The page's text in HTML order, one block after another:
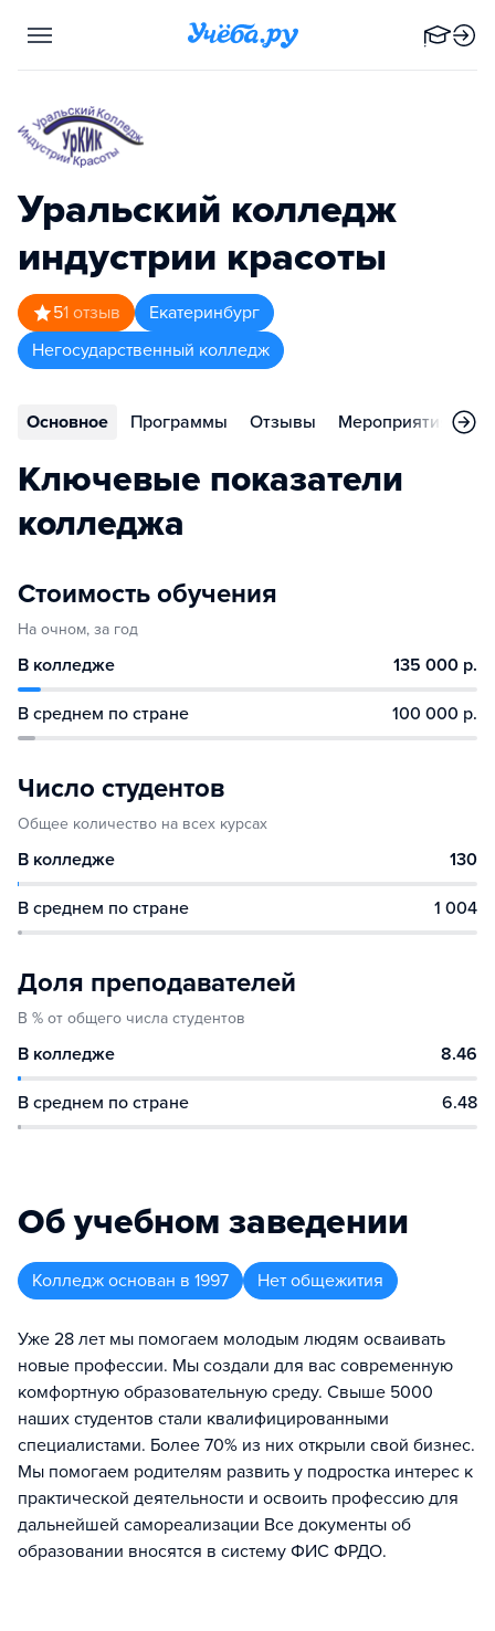
Уральский колледж
индустрии красоты
51 отзыв
Екатеринбург
Негосударственный колледж
Основное Программы Отзывы Мероприятия
Ключевые показатели
колледжа
Стоимость обучения
На очном, за год
В колледже 135 000 р.
В среднем по стране 100 000 р.
Число студентов
Общее количество на всех курсах
В колледже 130
В среднем по стране 1 004
Доля преподавателей
В % от общего числа студентов
В колледже 8.46
В среднем по стране 6.48
Об учебном заведении
Колледж основан в 1997 Нет общежития
Уже 28 лет мы помогаем молодым людям осваивать
новые профессии. Мы создали для вас современную
комфортную образовательную среду. Свыше 5000
наших студентов стали квалифицированными
специалистами. Более 70% из них открыли свой бизнес.
Мы помогаем родителям развить у подростка интерес к
практической деятельности и освоить профессию для
дальнейшей самореализации Все документы об
образовании вносятся в систему ФИС ФРДО.